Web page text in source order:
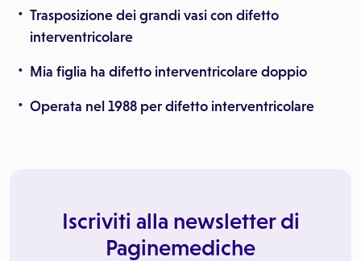
Trasposizione dei grandi vasi con difetto
interventricolare
Mia figlia ha difetto interventricolare doppio
Operata nel 1988 per difetto interventricolare
Iscriviti alla newsletter di
Paginemediche